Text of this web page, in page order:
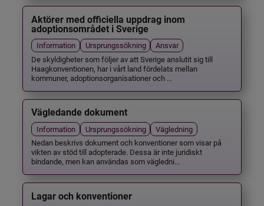
Aktörer med officiella uppdrag inom
adoptionsområdet i Sverige
Information Ursprungssökning
Ansvar
De skyldigheter som följer av att Sverige anslutit sig till
Haagkonventionen, har i vårt land fördelats mellan
kommuner, adoptionsorganisationer och ...
Vägledande dokument
Information Ursprungssökning
Vägledning
Nedan beskrivs dokument och konventioner som visar på
vikten av stöd till adopterade. Dessa är inte juridiskt
bindande, men kan användas som vägledni...
Lagar och konventioner